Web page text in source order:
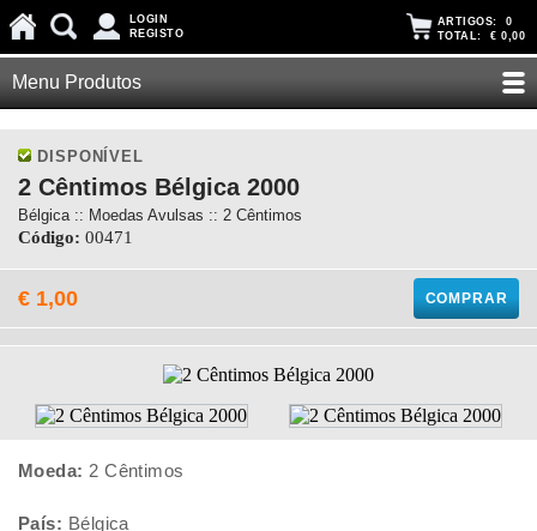
LOGIN
REGISTO
ARTIGOS: 0
TOTAL: € 0,00
Menu Produtos
DISPONÍVEL
2 Cêntimos Bélgica 2000
Bélgica :: Moedas Avulsas :: 2 Cêntimos
Código: 00471
€ 1,00 COMPRAR
Moeda: 2 Cêntimos
País: Bélgica